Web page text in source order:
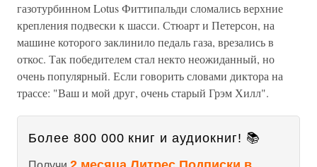
газотурбинном Lotus Фиттипальди сломались верхние
крепления подвески к шасси. Стюарт и Петерсон, на
машине которого заклинило педаль газа, врезались в
откос. Так победителем стал некто неожиданный, но
очень популярный. Если говорить словами диктора на
трассе: "Ваш и мой друг, очень старый Грэм Хилл".
Более 800 000 книг и аудиокниг! 📚